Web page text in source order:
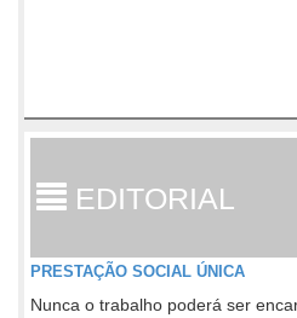
EDITORIAL
PRESTAÇÃO SOCIAL ÚNICA
Nunca o trabalho poderá ser